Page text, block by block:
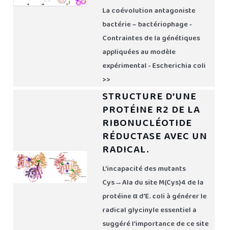
La coévolution antagoniste
bactérie – bactériophage -
Contraintes de la génétiques
appliquées au modèle
expérimental - Escherichia coli
>>
STRUCTURE D’UNE
PROTÉINE R2 DE LA
RIBONUCLÉOTIDE
RÉDUCTASE AVEC UN
RADICAL.
L’incapacité des mutants
Cys→Ala du site M(Cys)4 de la
protéine α d’E. coli à générer le
radical glycinyle essentiel a
suggéré l’importance de ce site